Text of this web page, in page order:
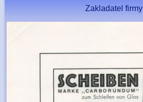
Zakladatel firmy